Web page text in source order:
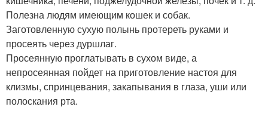
Полезна людям имеющим кошек и собак.
Заготовленную сухую полынь протереть руками и
просеять через дуршлаг.
Просеянную проглатывать в сухом виде, а
непросеянная пойдет на приготовление настоя для
клизмы, спринцевания, закапывания в глаза, уши или
полоскания рта.